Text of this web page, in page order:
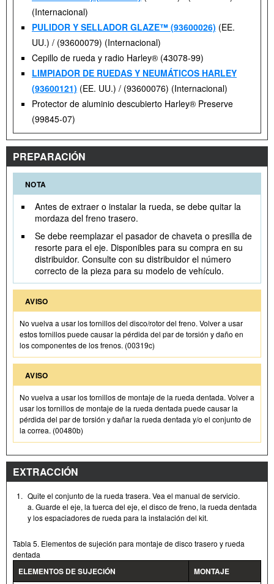
(Internacional)
PULIDOR Y SELLADOR GLAZE™ (93600026) (EE.
UU.) / (93600079) (Internacional)
Cepillo de rueda y radio Harley® (43078-99)
LIMPIADOR DE RUEDAS Y NEUMÁTICOS HARLEY
(93600121) (EE. UU.) / (93600076) (Internacional)
Protector de aluminio descubierto Harley® Preserve
(99845-07)
PREPARACIÓN
NOTA
Antes de extraer o instalar la rueda, se debe quitar la
mordaza del freno trasero.
Se debe reemplazar el pasador de chaveta o presilla de
resorte para el eje. Disponibles para su compra en su
distribuidor. Consulte con su distribuidor el número
correcto de la pieza para su modelo de vehículo.
AVISO
No vuelva a usar los tornillos del disco/rotor del freno. Volver a usar
estos tornillos puede causar la pérdida del par de torsión y daño en
los componentes de los frenos. (00319c)
AVISO
No vuelva a usar los tornillos de montaje de la rueda dentada. Volver a
usar los tornillos de montaje de la rueda dentada puede causar la
pérdida del par de torsión y dañar la rueda dentada y/o el conjunto de
la correa. (00480b)
EXTRACCIÓN
1. Quite el conjunto de la rueda trasera. Vea el manual de servicio.
a. Guarde el eje, la tuerca del eje, el disco de freno, la rueda dentada
y los espaciadores de rueda para la instalación del kit.
Tabla 5. Elementos de sujeción para montaje de disco trasero y rueda
dentada
ELEMENTOS DE SUJECIÓN
MONTAJE